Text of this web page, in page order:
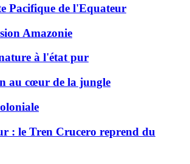
Pacifique de l'Equateur
Amazonie
à l'état pur
au cœur de la jungle
: le Tren Crucero reprend du